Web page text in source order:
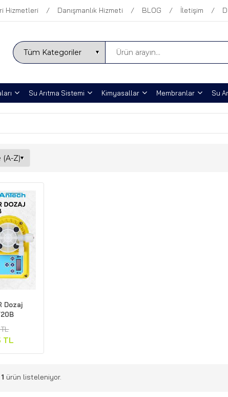
Hizmetleri Danışmanlık Hizmeti BLOG İletişim
Su Arıtma Sistemi Kimyasallar Membranlar Su
Dozaj
TL
1 ürün listeleniyor.